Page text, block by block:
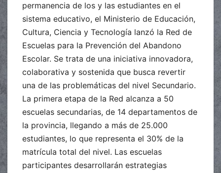
permanencia de los y las estudiantes en el
sistema educativo, el Ministerio de Educación,
Cultura, Ciencia y Tecnología lanzó la Red de
Escuelas para la Prevención del Abandono
Escolar. Se trata de una iniciativa innovadora,
colaborativa y sostenida que busca revertir
una de las problemáticas del nivel Secundario.
La primera etapa de la Red alcanza a 50
escuelas secundarias, de 14 departamentos de
la provincia, llegando a más de 25.000
estudiantes, lo que representa el 30% de la
matrícula total del nivel. Las escuelas
participantes desarrollarán estrategias